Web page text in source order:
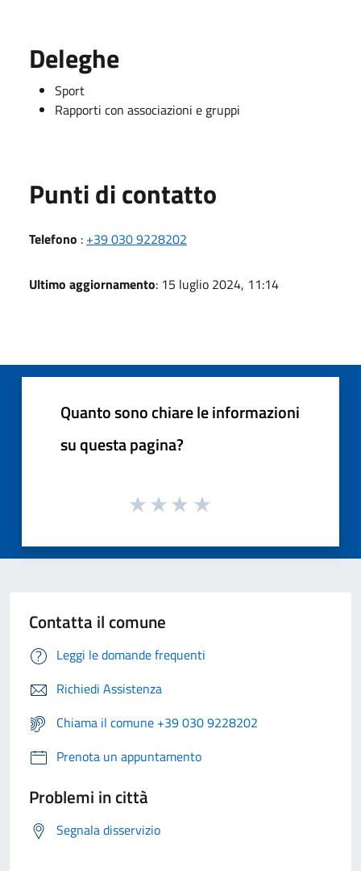
Deleghe
Sport
Rapporti con associazioni e gruppi
Punti di contatto
Telefono : +39 030 9228202
Ultimo aggiornamento: 15 luglio 2024, 11:14
Quanto sono chiare le informazioni
su questa pagina?
Contatta il comune
Leggi le domande frequenti
Richiedi Assistenza
Chiama il comune +39 030 9228202
Prenota un appuntamento
Problemi in città
Segnala disservizio